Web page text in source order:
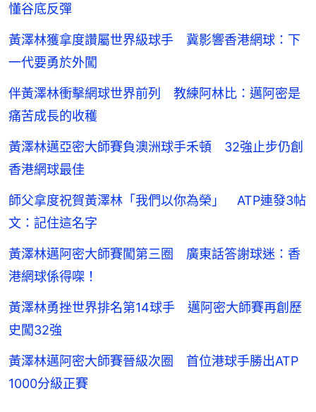
懂谷底反彈
黃澤林獲拿度讚屬世界級球手 冀影響香港網球：下
一代要勇於外闖
伴黃澤林衝擊網球世界前列 教練阿林比：邁阿密是
痛苦成長的收穫
黃澤林邁亞密大師賽負澳洲球手禾頓 32強止步仍創
香港網球最佳
師父拿度祝賀黃澤林「我們以你為榮」 ATP連發3帖
文：記住這名字
黃澤林邁阿密大師賽闖第三圈 廣東話答謝球迷：香
港網球係得㗎！
黃澤林勇挫世界排名第14球手 邁阿密大師賽再創歷
史闖32強
黃澤林邁阿密大師賽晉級次圈 首位港球手勝出ATP
1000分級正賽